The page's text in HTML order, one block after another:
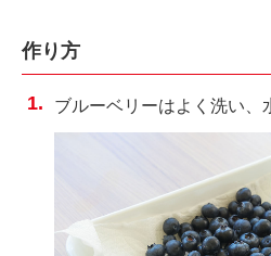
作り方
ブルーベリーはよく洗い、